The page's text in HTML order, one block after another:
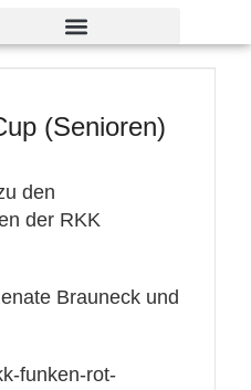
(Senioren)
den
der RKK
Brauneck und
funken-rot-